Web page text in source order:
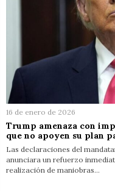
16 de enero de 2026
Trump amenaza con
que no apoyen su plan
Las declaraciones del
anunciara un refuerzo
realización de maniobras…